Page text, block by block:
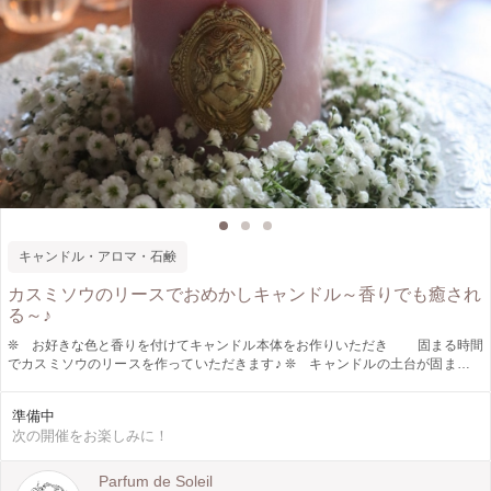
キャンドル・アロマ・石鹸
カスミソウのリースでおめかしキャンドル～香りでも癒され
る～♪
❊ お好きな色と香りを付けてキャンドル本体をお作りいただき 固まる時間
でカスミソウのリースを作っていただきます♪ ❊ キャンドルの土台が固まった
❊ プレゼントにもしていただけます♪
準備中
次の開催をお楽しみに！
Parfum de Soleil